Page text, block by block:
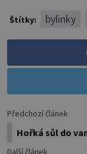
Štítky: bylinky
Předchozí článek
Hořká sůl do
Další článek